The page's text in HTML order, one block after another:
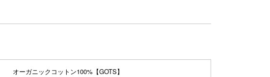
オーガニックコットン100%【GOTS】